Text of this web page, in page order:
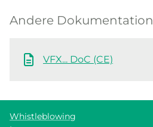
Andere Dokumentation
VFX... DoC (CE)
Whistleblowing